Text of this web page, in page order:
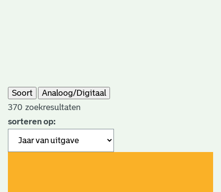
Soort
Analoog/Digitaal
370 zoekresultaten
sorteren op: